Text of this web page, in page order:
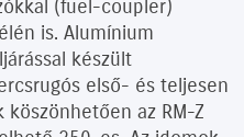
(fuel-coupler)
is. Alumínium
készült
első- és teljesen
az RM-Z